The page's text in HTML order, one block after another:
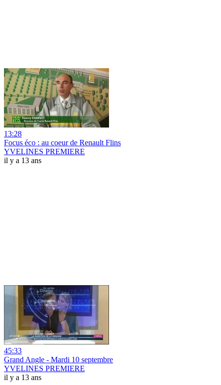
13:28
Focus éco : au coeur de Renault Flins
YVELINES PREMIERE
il y a 13 ans
45:33
Grand Angle - Mardi 10 septembre
YVELINES PREMIERE
il y a 13 ans